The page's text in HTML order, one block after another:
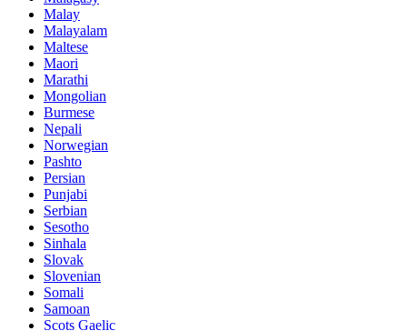
Malay
Malayalam
Maltese
Maori
Marathi
Mongolian
Burmese
Nepali
Norwegian
Pashto
Persian
Punjabi
Serbian
Sesotho
Sinhala
Slovak
Slovenian
Somali
Samoan
Scots Gaelic